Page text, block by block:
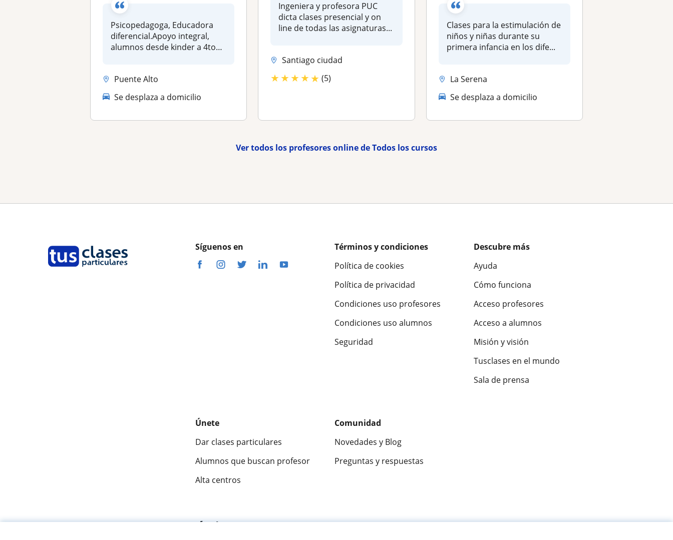
Psicopedagoga, Educadora
diferencial.Apoyo integral,
alumnos desde kinder a 4to
Puente Alto
Se desplaza a domicilio
Ingeniera y profesora PUC
dicta clases presencial y on
line de todas las asignaturas...
Santiago ciudad
★★★★★ (5)
Clases para la estimulación de
niños y niñas durante su
primera infancia en los dife...
La Serena
Se desplaza a domicilio
Ver todos los profesores online de Todos los cursos
Síguenos en
Términos y condiciones
Política de cookies
Política de privacidad
Condiciones uso profesores
Condiciones uso alumnos
Seguridad
Descubre más
Ayuda
Cómo funciona
Acceso profesores
Acceso a alumnos
Misión y visión
Tusclases en el mundo
Sala de prensa
Únete
Dar clases particulares
Alumnos que buscan profesor
Alta centros
Comunidad
Novedades y Blog
Preguntas y respuestas
Fantástica 9,5/10 ★★★★★